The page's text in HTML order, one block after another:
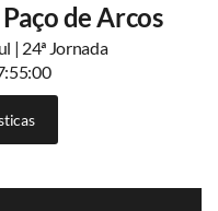
de Arcos
| 24ª Jornada